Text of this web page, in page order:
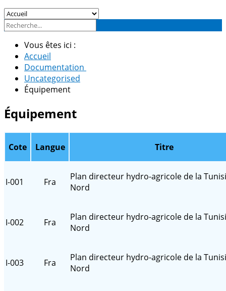
Vous êtes ici :
Accueil
Documentation
Uncategorised
Équipement
Équipement
Cote Langue Titre
I-001 Fra
Plan directeur hydro-agricole de la
Nord
I-002 Fra
Plan directeur hydro-agricole de la
Nord
I-003 Fra
Plan directeur hydro-agricole de la
Nord